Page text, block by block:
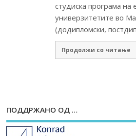
студиска програма на
универзитетите во
(додипломски,
Продолжи со читање
ПОДДРЖАНО ОД …